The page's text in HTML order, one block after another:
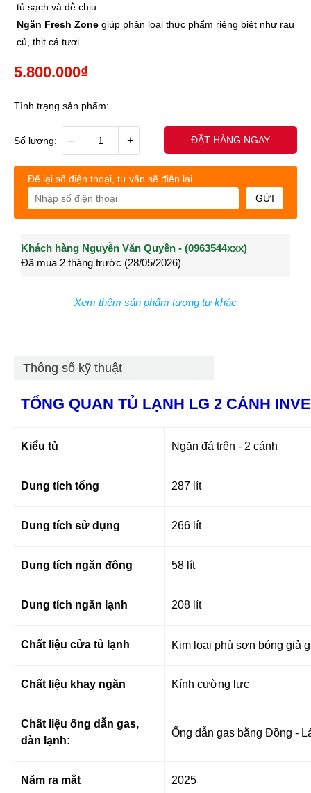
tủ sạch và dễ chịu.
Ngăn Fresh Zone giúp phân loại thực phẩm riêng biệt như rau
củ, thịt cá tươi...
5.800.000₫
Tình trạng sản phẩm:
Số lượng: – + ĐẶT HÀNG NGAY
Để lại số điện thoại, tư vấn sẽ điện lại
GỬI
Khách hàng Nguyễn Văn Quyền - (0963544xxx)
Đã mua 2 tháng trước (28/05/2026)
Khách hàng Nguyễn Thành Long - (0902021xxx)
Đã mua 3 tháng trước (27/04/2026)
Xem thêm sản phẩm tương tự khác
Thông số kỹ thuật
TỔNG QUAN TỦ LẠNH LG 2 CÁNH
Kiểu tủ Ngăn đá trên - 2 cánh
Dung tích tổng 287 lít
Dung tích sử dụng 266 lít
Dung tích ngăn đông 58 lít
Dung tích ngăn lạnh 208 lít
Chất liệu cửa tủ lạnh Kim loại phủ sơn bóng giả
Chất liệu khay ngăn Kính cường lực
Chất liệu ống dẫn gas,
dàn lạnh:
Ống dẫn gas bằng Đồng -
Năm ra mắt 2025